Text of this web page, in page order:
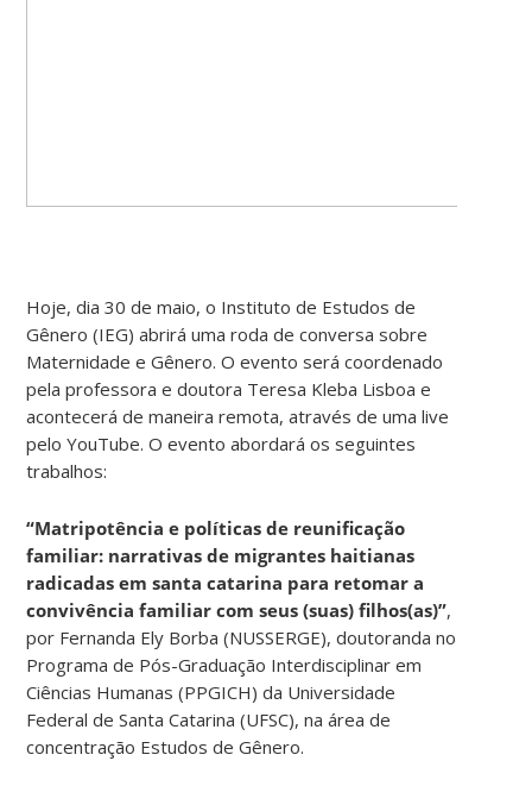
Hoje, dia 30 de maio, o Instituto de Estudos de
Gênero (IEG) abrirá uma roda de conversa sobre
Maternidade e Gênero. O evento será coordenado
pela professora e doutora Teresa Kleba Lisboa e
acontecerá de maneira remota, através de uma live
pelo YouTube. O evento abordará os seguintes
trabalhos:
“Matripotência e políticas de reunificação
familiar: narrativas de migrantes haitianas
radicadas em santa catarina para retomar a
convivência familiar com seus (suas) filhos(as)”,
por Fernanda Ely Borba (NUSSERGE), doutoranda no
Programa de Pós-Graduação Interdisciplinar em
Ciências Humanas (PPGICH) da Universidade
Federal de Santa Catarina (UFSC), na área de
concentração Estudos de Gênero.